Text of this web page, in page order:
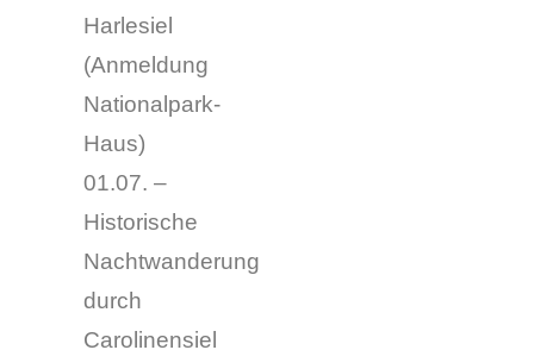
Harlesiel
(Anmeldung
Nationalpark-
Haus)
01.07. –
Historische
Nachtwanderung
durch
Carolinensiel